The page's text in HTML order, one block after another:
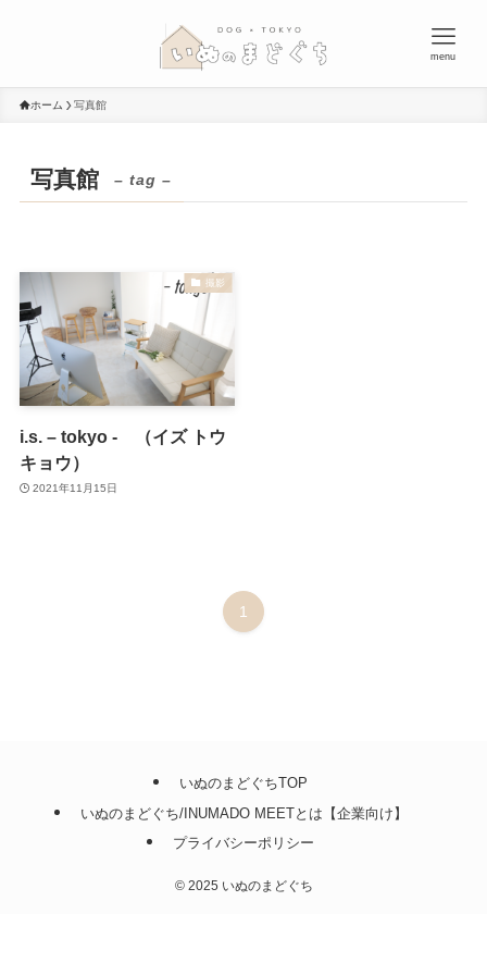
menu
ホーム 写真館
写真館 – tag –
撮影
i.s. – tokyo - （イズ トウ
キョウ）
2021年11月15日
1
いぬのまどぐちTOP
いぬのまどぐち/INUMADO MEETとは【企業向け】
プライバシーポリシー
©2025 いぬのまどぐち